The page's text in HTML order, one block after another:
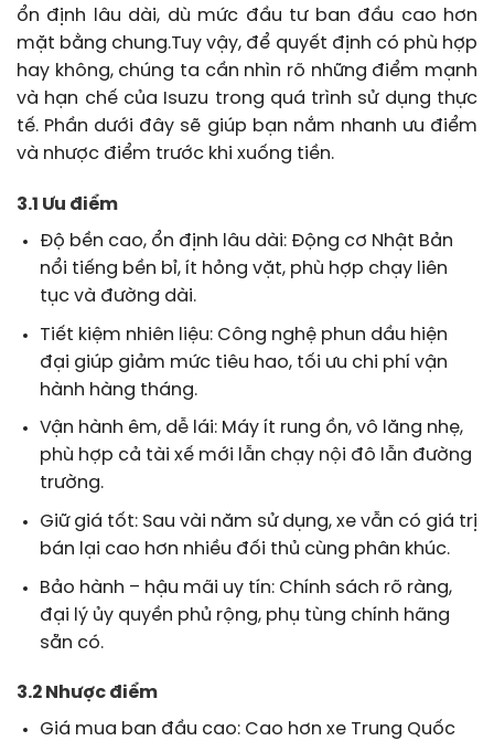
ổn định lâu dài, dù mức đầu tư ban đầu cao hơn
mặt bằng chung.Tuy vậy, để quyết định có phù hợp
hay không, chúng ta cần nhìn rõ những điểm mạnh
và hạn chế của Isuzu trong quá trình sử dụng thực
tế. Phần dưới đây sẽ giúp bạn nắm nhanh ưu điểm
và nhược điểm trước khi xuống tiền.
3.1 Ưu điểm
Độ bền cao, ổn định lâu dài: Động cơ Nhật Bản
nổi tiếng bền bỉ, ít hỏng vặt, phù hợp chạy liên
tục và đường dài.
Tiết kiệm nhiên liệu: Công nghệ phun dầu hiện
đại giúp giảm mức tiêu hao, tối ưu chi phí vận
hành hàng tháng.
Vận hành êm, dễ lái: Máy ít rung ồn, vô lăng nhẹ,
phù hợp cả tài xế mới lẫn chạy nội đô lẫn đường
trường.
Giữ giá tốt: Sau vài năm sử dụng, xe vẫn có giá trị
bán lại cao hơn nhiều đối thủ cùng phân khúc.
Bảo hành – hậu mãi uy tín: Chính sách rõ ràng,
đại lý ủy quyền phủ rộng, phụ tùng chính hãng
sẵn có.
3.2 Nhược điểm
Giá mua ban đầu cao: Cao hơn xe Trung Quốc